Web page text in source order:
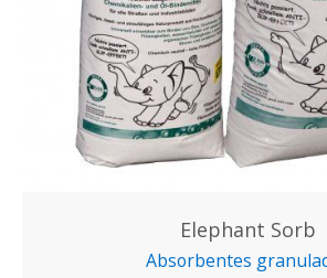
Elephant Sorb
Absorbentes